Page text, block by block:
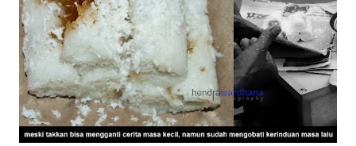
“ENERGY CUBE”. Ukurannya benar-benar kecil. Satu cube
beratnya hanya 2,75 gram, sehingga totalnya 275 gram.
Milo Cube yang sedang digandrungi saat ini (dok. pri). "Milo
Kotak", begitu kira-kira terjemahan bebas Milo Cube (dok.
pri). Tiba saatnya unboxing . Milo Cube ini berupa bubu...